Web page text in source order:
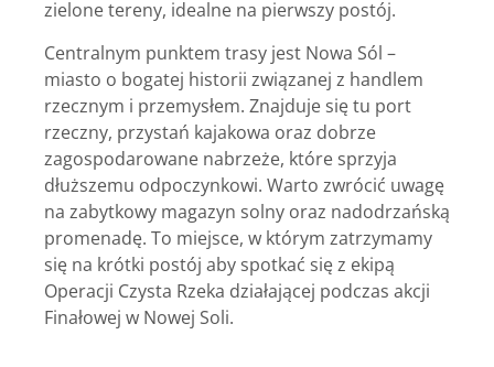
zielone tereny, idealne na pierwszy postój.
Centralnym punktem trasy jest Nowa Sól –
miasto o bogatej historii związanej z handlem
rzecznym i przemysłem. Znajduje się tu port
rzeczny, przystań kajakowa oraz dobrze
zagospodarowane nabrzeże, które sprzyja
dłuższemu odpoczynkowi. Warto zwrócić uwagę
na zabytkowy magazyn solny oraz nadodrzańską
promenadę. To miejsce, w którym zatrzymamy
się na krótki postój aby spotkać się z ekipą
Operacji Czysta Rzeka działającej podczas akcji
Finałowej w Nowej Soli.